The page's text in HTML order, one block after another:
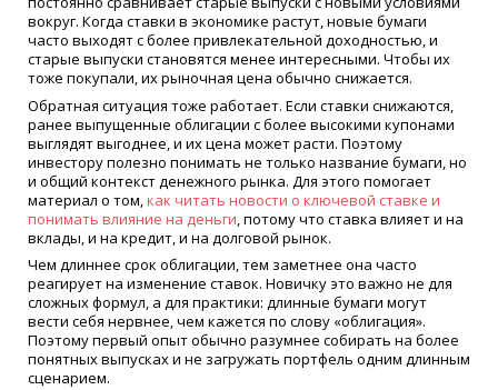
вокруг. Когда ставки в экономике растут, новые бумаги
часто выходят с более привлекательной доходностью, и
старые выпуски становятся менее интересными. Чтобы их
тоже покупали, их рыночная цена обычно снижается.
Обратная ситуация тоже работает. Если ставки снижаются,
ранее выпущенные облигации с более высокими купонами
выглядят выгоднее, и их цена может расти. Поэтому
инвестору полезно понимать не только название бумаги, но
и общий контекст денежного рынка. Для этого помогает
материал о том, как читать новости о ключевой ставке и
понимать влияние на деньги , потому что ставка влияет и на
вклады, и на кредит, и на долговой рынок.
Чем длиннее срок облигации, тем заметнее она часто
реагирует на изменение ставок. Новичку это важно не для
сложных формул, а для практики: длинные бумаги могут
вести себя нервнее, чем кажется по слову «облигация».
Поэтому первый опыт обычно разумнее собирать на более
понятных выпусках и не загружать портфель одним длинным
сценарием.